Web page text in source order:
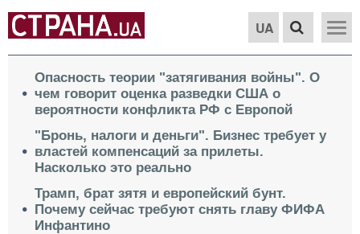
UA
Опасность теории "затягивания войны". О
чем говорит оценка разведки США о
вероятности конфликта РФ с Европой
"Бронь, налоги и деньги". Бизнес требует у
властей компенсаций за прилеты.
Насколько это реально
Трамп, брат зятя и европейский бунт.
Почему сейчас требуют снять главу ФИФА
Инфантино